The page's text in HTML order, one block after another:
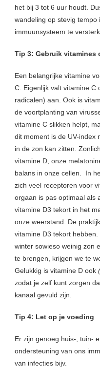
het bij 3 tot 6 uur houdt.
wandeling op stevig tempo
immuunsysteem te
Tip 3: Gebruik vitamines
Een belangrijke vitamine
C. Eigenlijk valt vitamine C
radicalen) aan. Ook is
de voortplanting van
vitamine C slikken helpt,
dit moment is de UV-index
in de zon kan zitten.
vitamine D, onze
balans in onze cellen. In
zich veel receptoren voor
orgaan is pas optimaal als
vitamine D3 tekort in het
onze weerstand. De
vitamine D3 tekort
winter sowieso weinig zon
te brengen, krijgen we te
Gelukkig is vitamine D ook
zodat je zelf kunt zorgen
kanaal gevuld zijn.
Tip 4: Let op je voeding
Er zijn genoeg huis-, tuin-
ondersteuning van ons
van infecties bijv.